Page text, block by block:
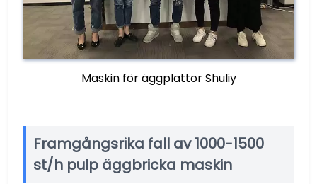
Maskin för äggplattor Shuliy
Framgångsrika fall av 1000-1500
st/h pulp äggbricka maskin